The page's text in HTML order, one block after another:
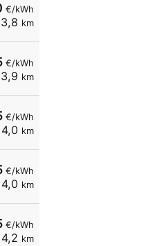
€/kWh
3,8 km
€/kWh
3,9 km
€/kWh
4,0 km
€/kWh
4,0 km
€/kWh
4,2 km